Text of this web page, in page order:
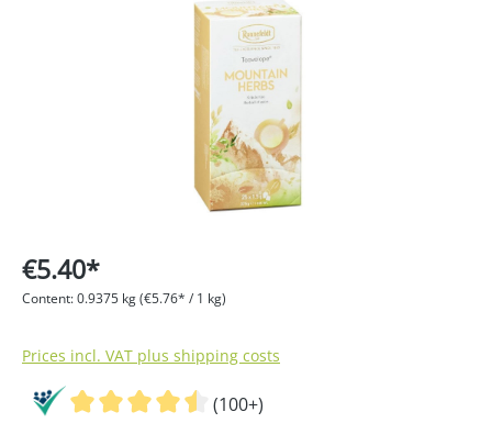
€5.40*
Content:0.9375 kg(€5.76* / 1 kg)
Prices incl. VAT plus shipping costs
(100+)